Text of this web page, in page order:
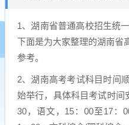
1、湖南省普通高校招生统
下面是为大家整理的湖南省
参考。
2、湖南高考考试科目时间
始举行，具体科目考试时间
30，语文，15：00至17：